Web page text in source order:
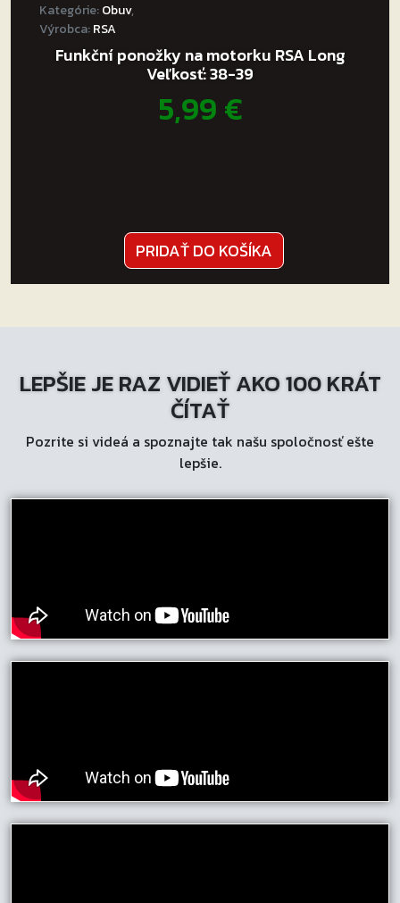
Kategórie:Obuv,
Výrobca:RSA
Funkční ponožky na motorku RSA Long
Veľkosť: 38-39
5,99€
PRIDAŤ DO KOŠÍKA
LEPŠIE JE RAZ VIDIEŤ AKO 100 KRÁT
ČÍTAŤ
Pozrite si videá a spoznajte tak našu spoločnosť ešte
lepšie.